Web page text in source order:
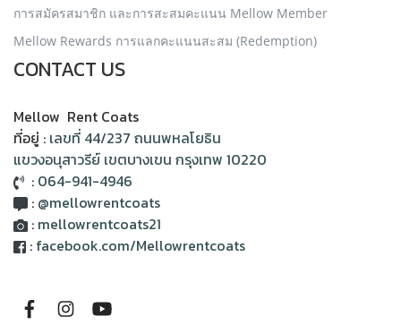
การสมัครสมาชิก และการสะสมคะแนน Mellow Member
Mellow Rewards การแลกคะแนนสะสม (Redemption)
CONTACT US
Mellow Rent Coats
ที่อยู่ : เลขที่ 44/237 ถนนพหลโยธิน
แขวงอนุสาวรีย์ เขตบางเขน กรุงเทพ 10220
: 064-941-4946
: @mellowrentcoats
: mellowrentcoats21
: facebook.com/Mellowrentcoats